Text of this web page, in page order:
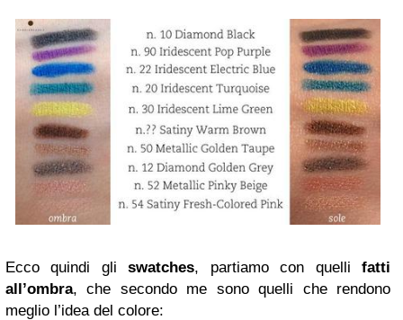
Ecco quindi gliswatches, partiamo con quellifatti
all’ombra, che secondo me sono quelli che rendono
meglio l’idea del colore: